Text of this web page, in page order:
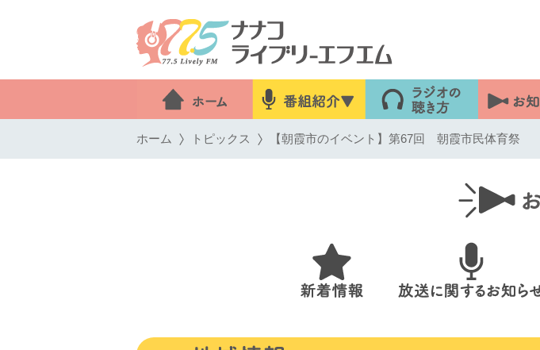
ホーム トピックス 【朝霞市のイベント】第67回 朝霞市民体育祭